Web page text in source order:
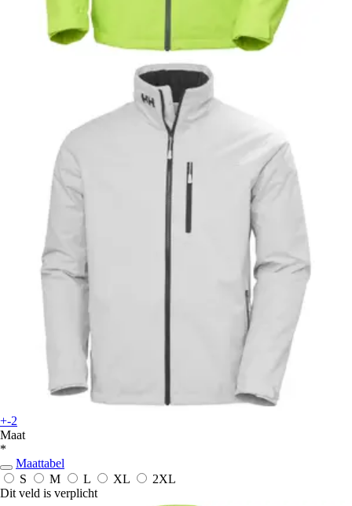
+-2
Maat
*
Maattabel
S
M L XL
2XL
Dit veld is verplicht